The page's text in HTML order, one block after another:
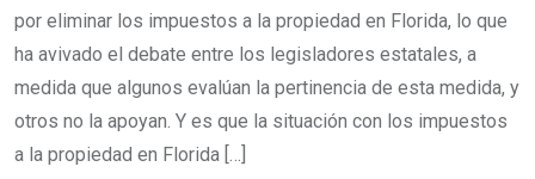
por eliminar los impuestos a la propiedad en Florida, lo que
ha avivado el debate entre los legisladores estatales, a
medida que algunos evalúan la pertinencia de esta medida, y
otros no la apoyan. Y es que la situación con los impuestos
a la propiedad en Florida […]